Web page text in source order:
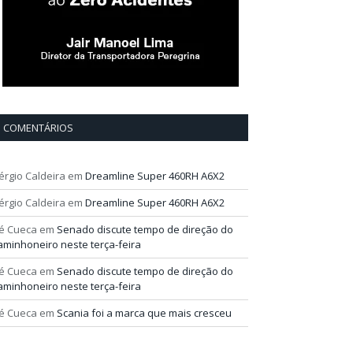
COMENTÁRIOS
Caldeira em Dreamline Super 460RH A6X2
Caldeira em Dreamline Super 460RH A6X2
Cueca em Senado discute tempo de direção do
neste terça-feira
Cueca em Senado discute tempo de direção do
neste terça-feira
Cueca em Scania foi a marca que mais cresceu